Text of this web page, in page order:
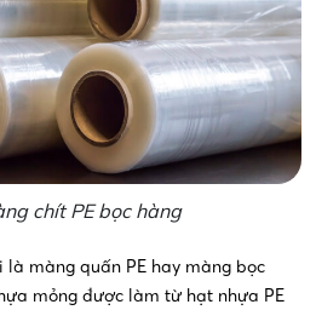
chít PE bọc hàng
là màng quấn PE hay màng bọc
mỏng được làm từ hạt nhựa PE